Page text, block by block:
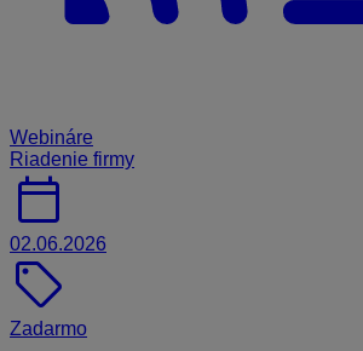
Webináre
Riadenie firmy
calendar_today
02.06.2026
sell
Zadarmo